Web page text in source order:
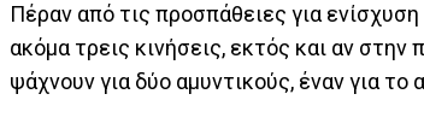
Πέραν από τις προσπάθειες για
ακόμα τρεις κινήσεις, εκτός και αν
ψάχνουν για δύο αμυντικούς, έναν για το